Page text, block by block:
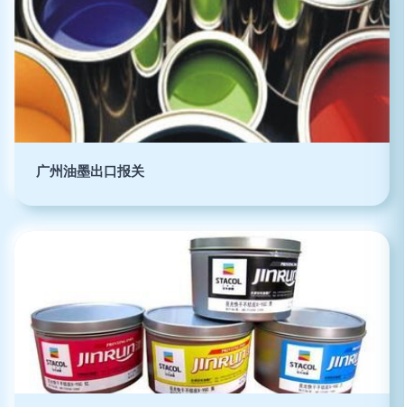
广州油墨出口报关